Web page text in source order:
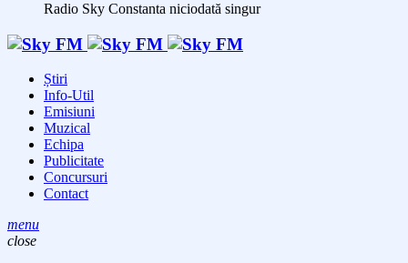
Radio Sky Constanta niciodată singur
Știri
Info-Util
Emisiuni
Muzical
Echipa
Publicitate
Concursuri
Contact
menu
close